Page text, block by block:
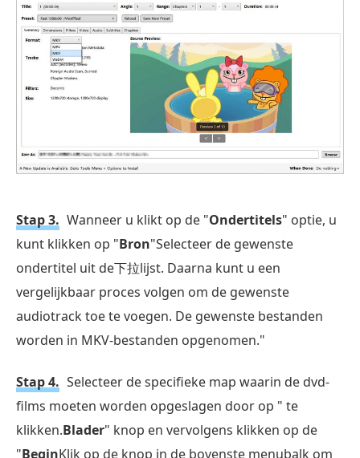
Stap 3. Wanneer u klikt op de "Ondertitels" optie, u
kunt klikken op "Bron"Selecteer de gewenste
ondertitel uit de下拉lijst. Daarna kunt u een
vergelijkbaar proces volgen om de gewenste
audiotrack toe te voegen. De gewenste bestanden
worden in MKV-bestanden opgenomen."
Stap 4. Selecteer de specifieke map waarin de dvd-
films moeten worden opgeslagen door op " te
klikken.Blader" knop en vervolgens klikken op de
"BeginKlik op de knop in de bovenste menubalk om